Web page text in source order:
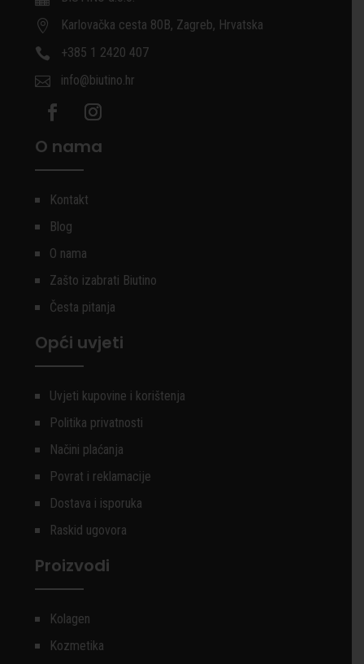

Karlovačka cesta 80B, Zagreb, Hrvatska

+385 1 2420 407

info@biutino.hr
O nama
Kontakt
Blog
O nama
Zašto izabrati Biutino
Česta pitanja
Opći uvjeti
Uvjeti kupovine i korištenja
Politika privatnosti
Načini plaćanja
Povrat i reklamacije
Dostava i isporuka
Raskid ugovora
Proizvodi
Kolagen
Kozmetika